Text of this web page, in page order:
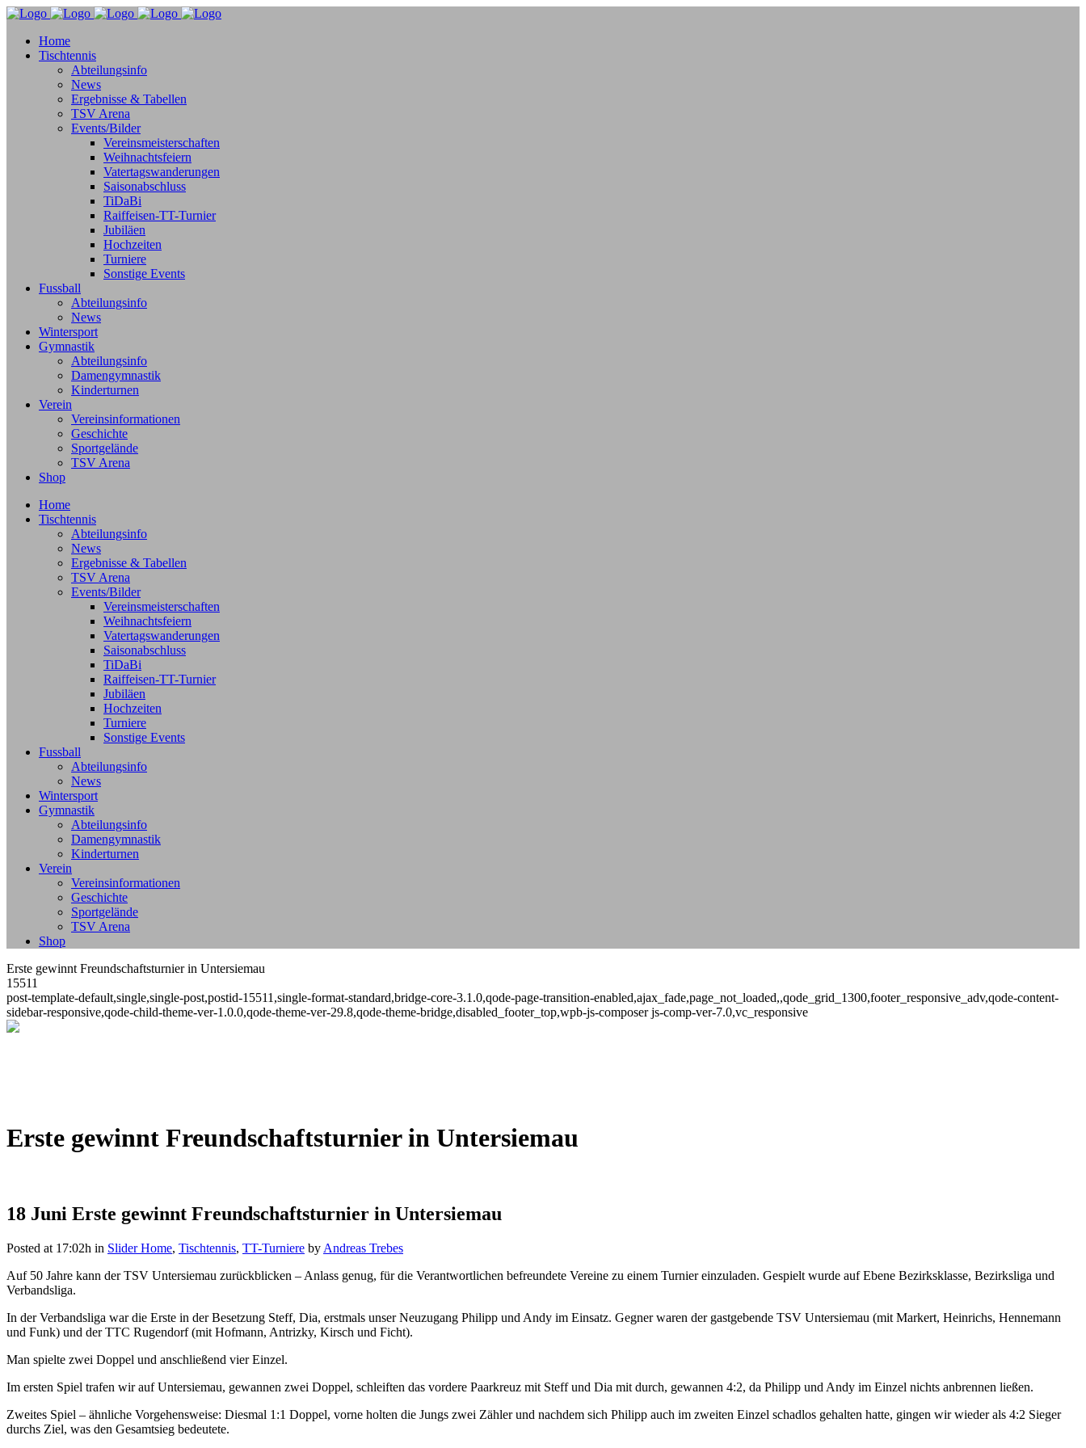
Home
Tischtennis
Abteilungsinfo
News
Ergebnisse & Tabellen
TSV Arena
Events/Bilder
Vereinsmeisterschaften
Weihnachtsfeiern
Vatertagswanderungen
Saisonabschluss
TiDaBi
Raiffeisen-TT-Turnier
Jubiläen
Hochzeiten
Turniere
Sonstige Events
Fussball
Abteilungsinfo
News
Wintersport
Gymnastik
Abteilungsinfo
Damengymnastik
Kinderturnen
Verein
Vereinsinformationen
Geschichte
Sportgelände
TSV Arena
Shop
Home
Tischtennis
Abteilungsinfo
News
Ergebnisse & Tabellen
TSV Arena
Events/Bilder
Vereinsmeisterschaften
Weihnachtsfeiern
Vatertagswanderungen
Saisonabschluss
TiDaBi
Raiffeisen-TT-Turnier
Jubiläen
Hochzeiten
Turniere
Sonstige Events
Fussball
Abteilungsinfo
News
Wintersport
Gymnastik
Abteilungsinfo
Damengymnastik
Kinderturnen
Verein
Vereinsinformationen
Geschichte
Sportgelände
TSV Arena
Shop
Erste gewinnt Freundschaftsturnier in Untersiemau
15511
post-template-default,single,single-post,postid-15511,single-format-standard,bridge-core-3.1.0,qode-page-transition-enabled,ajax_fade,page_not_loaded,,qode_grid_1300,footer_responsive_adv,qode-content-
sidebar-responsive,qode-child-theme-ver-1.0.0,qode-theme-ver-29.8,qode-theme-bridge,disabled_footer_top,wpb-js-composer js-comp-ver-7.0,vc_responsive
Erste gewinnt Freundschaftsturnier in Untersiemau
18 Juni Erste gewinnt Freundschaftsturnier in Untersiemau
Posted at 17:02h in Slider Home, Tischtennis, TT-Turniere by Andreas Trebes
Auf 50 Jahre kann der TSV Untersiemau zurückblicken – Anlass genug, für die Verantwortlichen befreundete Vereine zu einem Turnier einzuladen. Gespielt wurde auf Ebene Bezirksklasse, Bezirksliga und
Verbandsliga.
In der Verbandsliga war die Erste in der Besetzung Steff, Dia, erstmals unser Neuzugang Philipp und Andy im Einsatz. Gegner waren der gastgebende TSV Untersiemau (mit Markert, Heinrichs, Hennemann
und Funk) und der TTC Rugendorf (mit Hofmann, Antrizky, Kirsch und Ficht).
Man spielte zwei Doppel und anschließend vier Einzel.
Im ersten Spiel trafen wir auf Untersiemau, gewannen zwei Doppel, schleiften das vordere Paarkreuz mit Steff und Dia mit durch, gewannen 4:2, da Philipp und Andy im Einzel nichts anbrennen ließen.
Zweites Spiel – ähnliche Vorgehensweise: Diesmal 1:1 Doppel, vorne holten die Jungs zwei Zähler und nachdem sich Philipp auch im zweiten Einzel schadlos gehalten hatte, gingen wir wieder als 4:2 Sieger
durchs Ziel, was den Gesamtsieg bedeutete.